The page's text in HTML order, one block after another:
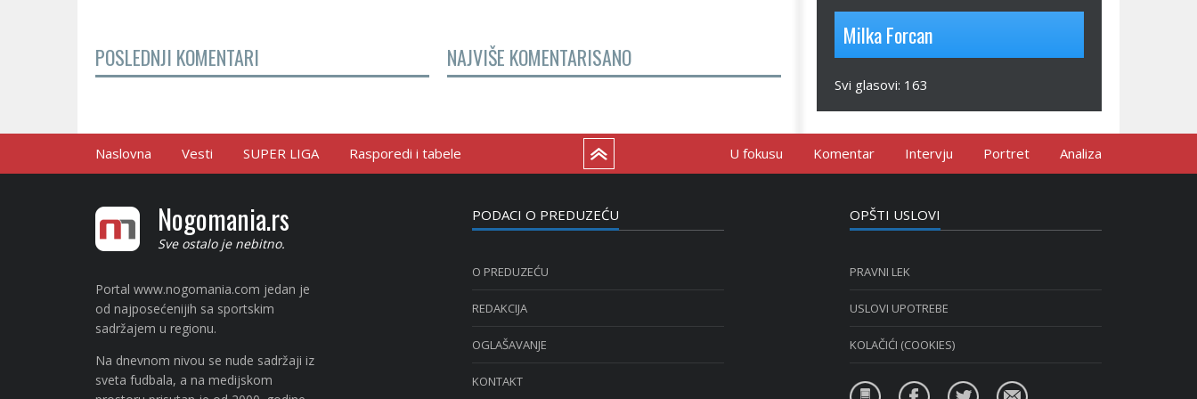
POSLEDNJI KOMENTARI NAJVIŠE KOMENTARISANO
Milka Forcan
Svi glasovi: 163
Naslovna Vesti SUPER LIGA Rasporedi i tabele U fokusu Komentar Intervju Portret Analiza
Nogomania.rs
Sve ostalo je nebitno.
Portal www.nogomania.com jedan je
od najposećenijih sa sportskim
sadržajem u regionu.
Na dnevnom nivou se nude sadržaji iz
sveta fudbala, a na medijskom
PODACI O PREDUZEĆU
O PREDUZEĆU
REDAKCIJA
OGLAŠAVANJE
KONTAKT
OPŠTI USLOVI
PRAVNI LEK
USLOVI UPOTREBE
KOLAČIĆI (COOKIES)